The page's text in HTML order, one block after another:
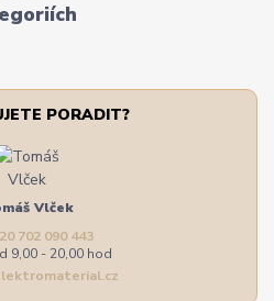
PORADIT?
Vlček
702 090 443
9,00 - 20,00 hod